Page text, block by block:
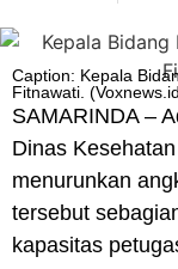
Caption: Kepala
Fitnawati.
SAMARINDA–
Dinas Kesehatan
menurunkan
tersebut
kapasitas